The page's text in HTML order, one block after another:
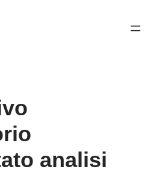
analisi